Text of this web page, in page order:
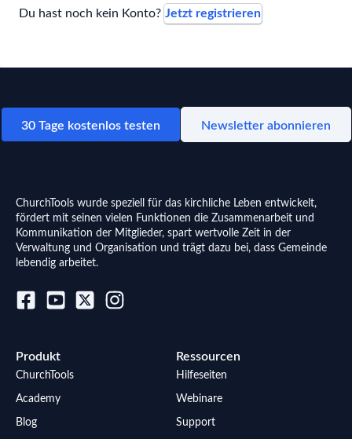
Du hast noch kein Konto? Jetzt registrieren
30 Tage kostenlos testen Newsletter abonnieren
ChurchTools wurde speziell für das kirchliche Leben entwickelt,
fördert mit seinen vielen Funktionen die Zusammenarbeit und
Kommunikation der Mitglieder, spart wertvolle Zeit in der
Verwaltung und Organisation und trägt dazu bei, dass Gemeinde
lebendig arbeitet.
Produkt
ChurchTools
Academy
Blog
Ressourcen
Hilfeseiten
Webinare
Support